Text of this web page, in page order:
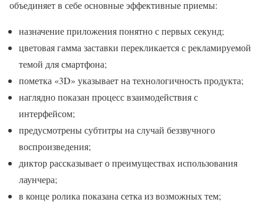
объединяет в себе основные эффективные приемы:
назначение приложения понятно с первых секунд;
цветовая гамма заставки перекликается с рекламируемой
темой для смартфона;
пометка «3D» указывает на технологичность продукта;
наглядно показан процесс взаимодействия с
интерфейсом;
предусмотрены субтитры на случай беззвучного
воспроизведения;
диктор рассказывает о преимуществах использования
лаунчера;
в конце ролика показана сетка из возможных тем;